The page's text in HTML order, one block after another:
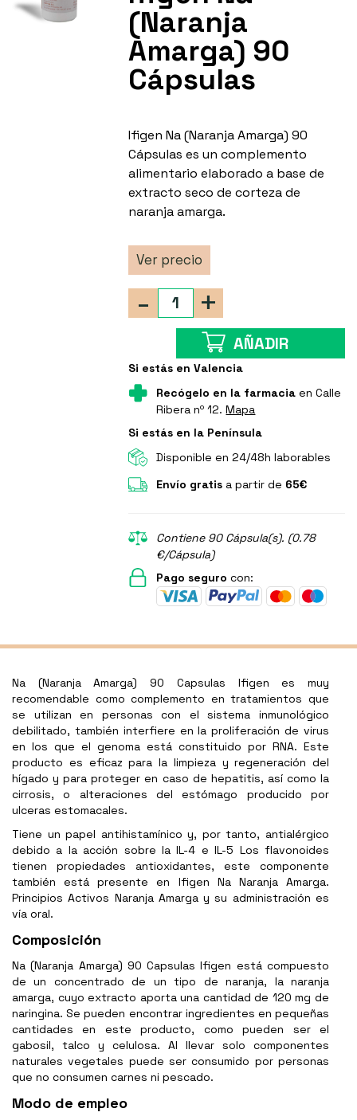
(Naranja
Amarga) 90
Cápsulas
Ifigen Na (Naranja Amarga) 90
Cápsulas es un complemento
alimentario elaborado a base de
extracto seco de corteza de
naranja amarga.
Ver precio
+
-
AÑADIR
Si estás en Valencia
Recógelo en la farmacia en Calle
Ribera nº 12.Mapa
Si estás en la Península
Disponible en 24/48h laborables
Envío gratis a partir de 65€
Contiene 90 Cápsula(s). (0.78
€/Cápsula)
Pago seguro con:
Na (Naranja Amarga) 90 Capsulas Ifigen es muy
recomendable como complemento en tratamientos que
se utilizan en personas con el sistema inmunológico
debilitado, también interfiere en la proliferación de virus
en los que el genoma está constituido por RNA. Este
producto es eficaz para la limpieza y regeneración del
hígado y para proteger en caso de hepatitis, así como la
cirrosis, o alteraciones del estómago producido por
ulceras estomacales.
Tiene un papel antihistamínico y, por tanto, antialérgico
debido a la acción sobre la IL-4 e IL-5 Los flavonoides
tienen propiedades antioxidantes, este componente
también está presente en Ifigen Na Naranja Amarga.
Principios Activos Naranja Amarga y su administración es
vía oral.
Composición
Na (Naranja Amarga) 90 Capsulas Ifigen está compuesto
de un concentrado de un tipo de naranja, la naranja
amarga, cuyo extracto aporta una cantidad de 120 mg de
naringina. Se pueden encontrar ingredientes en pequeñas
cantidades en este producto, como pueden ser el
gabosil, talco y celulosa. Al llevar solo componentes
naturales vegetales puede ser consumido por personas
que no consumen carnes ni pescado.
Modo de empleo